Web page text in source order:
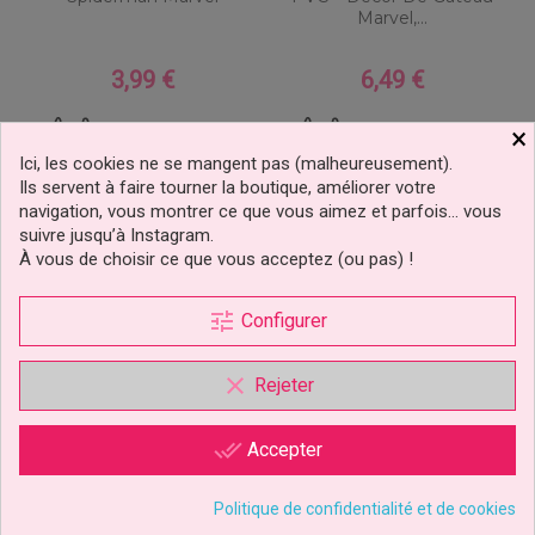
Prix
3,99 €
Ajouter au panier
Marvel,...
Prix
6,49 €
Ajouter au panier ×
Ici, les cookies ne se mangent pas (malheureusement).
Ils servent à faire tourner la boutique, améliorer votre
navigation, vous montrer ce que vous aimez et parfois… vous
suivre jusqu’à Instagram.
À vous de choisir ce que vous acceptez (ou pas) !
tune Configurer
clear Rejeter
done_all Accepter
Politique de confidentialité et de cookies